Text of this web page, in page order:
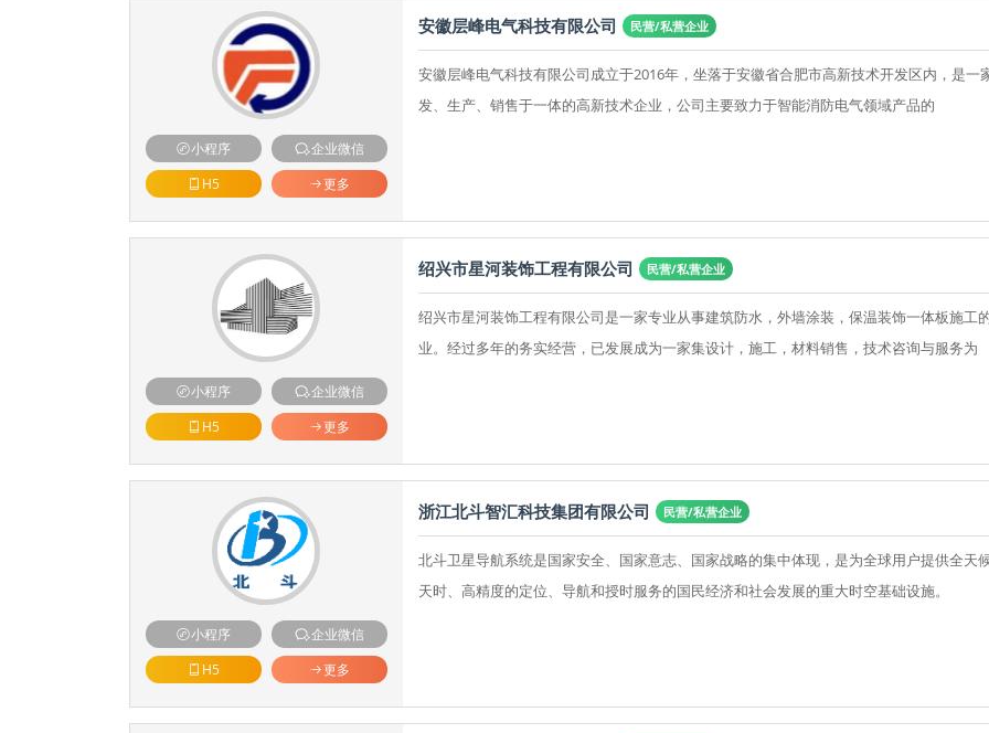
小程序
企业微信
H5
更多
安徽层峰电气科技有限公司 民营/私营企业
安徽层峰电气科技有限公司成立于2016年，坐落于安徽省合肥市高新技术开发区内，是一
发、生产、销售于一体的高新技术企业，公司主要致力于智能消防电气领域产品的
小程序
企业微信
H5
更多
绍兴市星河装饰工程有限公司 民营/私营企业
绍兴市星河装饰工程有限公司是一家专业从事建筑防水，外墙涂装，保温装饰一体板施工
业。经过多年的务实经营，已发展成为一家集设计，施工，材料销售，技术咨询与服务为
小程序
企业微信
H5
更多
浙江北斗智汇科技集团有限公司 民营/私营企业
北斗卫星导航系统是国家安全、国家意志、国家战略的集中体现，是为全球用户提供全天
天时、高精度的定位、导航和授时服务的国民经济和社会发展的重大时空基础设施。